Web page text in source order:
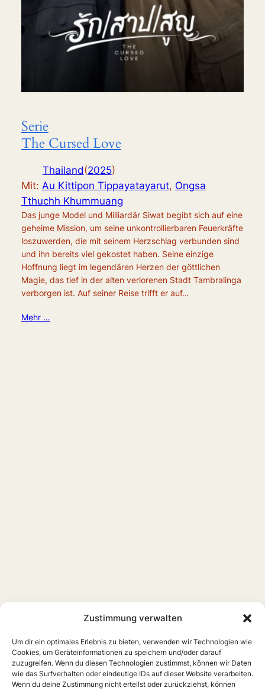
Zustimmung verwalten
Um dir ein optimales Erlebnis zu bieten, verwenden wir Technologien wie
Cookies, um Geräteinformationen zu speichern und/oder darauf
zuzugreifen. Wenn du diesen Technologien zustimmst, können wir Daten
wie das Surfverhalten oder eindeutige IDs auf dieser Website verarbeiten.
Wenn du deine Zustimmung nicht erteilst oder zurückziehst, können
Serie
The Cursed Love
Thailand(2025)
Mit: Au Kittipon Tippayatayarut, Ongsa
Tthuchh Khummuang
Das junge Model und Milliardär Siwat begibt sich auf eine
geheime Mission, um seine unkontrollierbaren Feuerkräfte
loszuwerden, die mit seinem Herzschlag verbunden sind
und ihn bereits viel gekostet haben. Seine einzige
Hoffnung liegt im legendären Herzen der göttlichen
Magie, das tief in der alten verlorenen Stadt Tambralinga
verborgen ist. Auf seiner Reise trifft er auf…
Mehr …